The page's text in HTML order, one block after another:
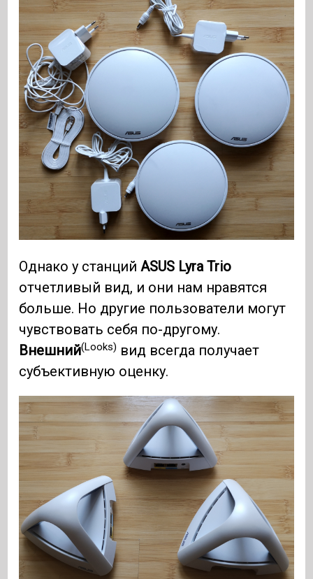
Однако у станцийASUS Lyra Trio
отчетливый вид, и они нам нравятся
больше. Но другие пользователи могут
чувствовать себя по-другому.
Внешний(Looks) вид всегда получает
субъективную оценку.